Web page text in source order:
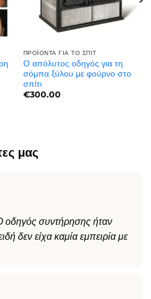
ΠΡΟΪΌΝΤΑ ΓΙΑ ΤΟ ΣΠΊΤ
Ο απόλυτος οδηγός για τη
σόμπα ξύλου με φούρνο στο
σπίτι
€300.00
μας
οδηγός συντήρησης ήταν
δεν είχα καμία εμπειρία με